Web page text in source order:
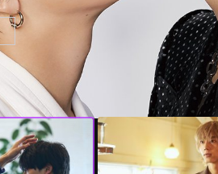
1集
赤坂見 第2季 第1集